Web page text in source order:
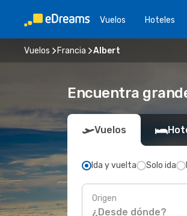
Vuelos Hoteles
Vuelos Francia Albert
Encuentra
Vuelos
Ida y vuelta Solo ida
Origen